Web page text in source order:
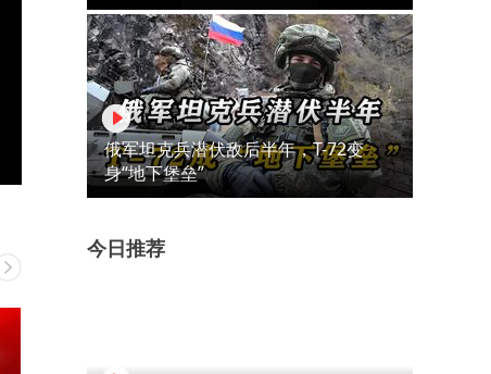
俄军坦克兵潜伏敌后半年，T-72变
身“地下堡垒”
今日推荐